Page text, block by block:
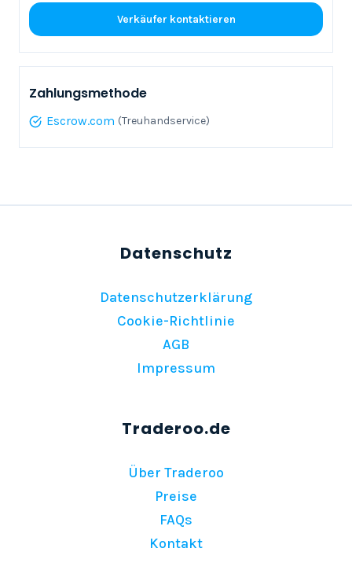
Verkäufer kontaktieren
Zahlungsmethode
Escrow.com (Treuhandservice)
Datenschutzerklärung
Cookie-Richtlinie
AGB
Impressum
Über Traderoo
Preise
FAQs
Kontakt